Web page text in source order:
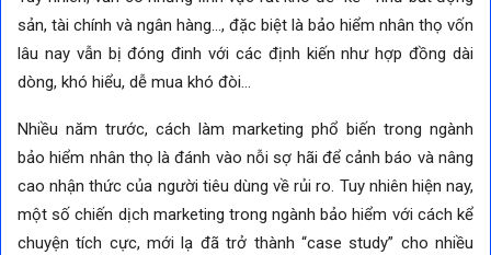
sản, tài chính và ngân hàng…, đặc biệt là bảo hiểm nhân thọ vốn
lâu nay vẫn bị đóng đinh với các định kiến như hợp đồng dài
dòng, khó hiểu, dễ mua khó đòi…
Nhiều năm trước, cách làm marketing phổ biến trong ngành
bảo hiểm nhân thọ là đánh vào nỗi sợ hãi để cảnh báo và nâng
cao nhận thức của người tiêu dùng về rủi ro. Tuy nhiên hiện nay,
một số chiến dịch marketing trong ngành bảo hiểm với cách kể
chuyện tích cực, mới lạ đã trở thành “case study” cho nhiều